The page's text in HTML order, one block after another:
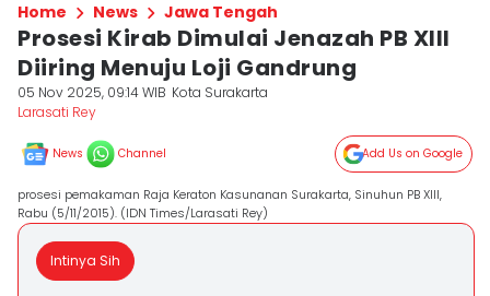
Home News Jawa Tengah
Prosesi Kirab Dimulai Jenazah PB XIII
Diiring Menuju Loji Gandrung
05 Nov 2025, 09:14 WIB Kota Surakarta
Larasati Rey
News Channel Add Us on Google
prosesi pemakaman Raja Keraton Kasunanan Surakarta, Sinuhun PB XIII,
Rabu (5/11/2015). (IDN Times/Larasati Rey)
Intinya Sih